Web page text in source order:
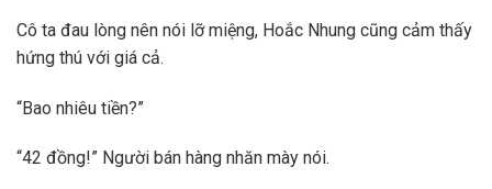
Cô ta đau lòng nên nói lỡ miệng, Hoắc Nhung cũng cảm thấy
hứng thú với giá cả.
“Bao nhiêu tiền?”
“42 đồng!” Người bán hàng nhăn mày nói.